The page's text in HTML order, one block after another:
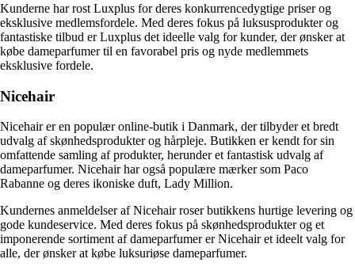
Kunderne har rost Luxplus for deres konkurrencedygtige priser og
eksklusive medlemsfordele. Med deres fokus på luksusprodukter og
fantastiske tilbud er Luxplus det ideelle valg for kunder, der ønsker at
købe dameparfumer til en favorabel pris og nyde medlemmets
eksklusive fordele.
Nicehair
Nicehair er en populær online-butik i Danmark, der tilbyder et bredt
udvalg af skønhedsprodukter og hårpleje. Butikken er kendt for sin
omfattende samling af produkter, herunder et fantastisk udvalg af
dameparfumer. Nicehair har også populære mærker som Paco
Rabanne og deres ikoniske duft, Lady Million.
Kundernes anmeldelser af Nicehair roser butikkens hurtige levering og
gode kundeservice. Med deres fokus på skønhedsprodukter og et
imponerende sortiment af dameparfumer er Nicehair et ideelt valg for
alle, der ønsker at købe luksuriøse dameparfumer.